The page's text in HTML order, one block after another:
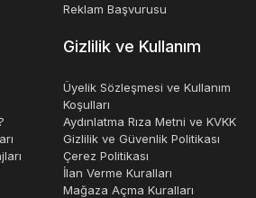
Reklam Başvurusu
Gizlilik ve Kullanım
Üyelik Sözleşmesi ve Kullanım
Koşulları
Aydınlatma Rıza Metni ve KVKK
Gizlilik ve Güvenlik Politikası
Çerez Politikası
İlan Verme Kuralları
Mağaza Açma Kuralları